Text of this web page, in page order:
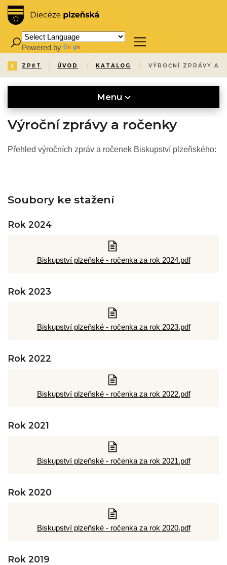
Powered by
ZPĚT ÚVOD / KATALOG / VÝROČNÍ ZPRÁVY A
Menu
Výroční zprávy a ročenky
Přehled výročních zpráv a ročenek Biskupství plzeňského:
Soubory ke stažení
Rok 2024
Biskupství plzeňské - ročenka za rok 2024.pdf
Rok 2023
Biskupství plzeňské - ročenka za rok 2023.pdf
Rok 2022
Biskupství plzeňské - ročenka za rok 2022.pdf
Rok 2021
Biskupství plzeňské - ročenka za rok 2021.pdf
Rok 2020
Biskupství plzeňské - ročenka za rok 2020.pdf
Rok 2019